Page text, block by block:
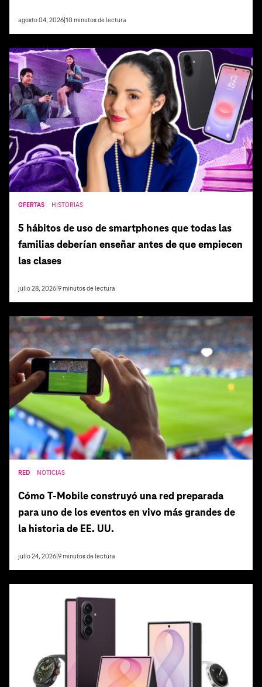
agosto 04, 2026 10 minutos de lectura
OFERTAS HISTORIAS
5 hábitos de uso de smartphones que todas las
familias deberían enseñar antes de que empiecen
las clases
julio 28, 2026 9 minutos de lectura
RED NOTICIAS
Cómo T‑Mobile construyó una red preparada
para uno de los eventos en vivo más grandes de
la historia de EE. UU.
julio 24, 2026 9 minutos de lectura